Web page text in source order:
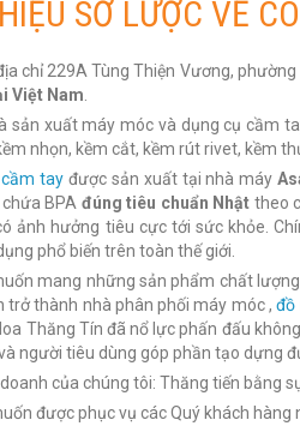
SƠ LƯỢC VỀ
chỉ 229A Tùng Thiện Vương, phường
Việt Nam
sản xuất máy móc và dụng cụ cầm
nhọn, kềm cắt, kềm rút rivet, kềm
tay được sản xuất tại nhà máy
BPA đúng tiêu chuẩn Nhật theo
ảnh hưởng tiêu cực tới sức khỏe.
phổ biến trên toàn thế giới.
mang những sản phẩm chất
trở thành nhà phân phối máy móc ,đồ
Thăng Tín đã nổ lực phấn đấu
người tiêu dùng góp phần tạo dựng
của chúng tôi: Thăng tiến bằng
được phục vụ các Quý khách hàng